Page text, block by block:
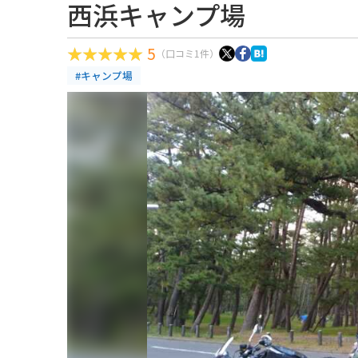
西浜キャンプ場
5 （口コミ1件）
#キャンプ場